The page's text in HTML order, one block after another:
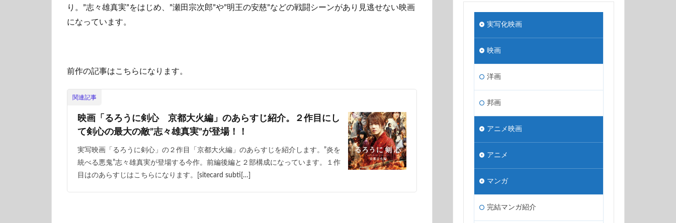
り。”志々雄真実”をはじめ、”瀬田宗次郎”や”明王の安慈”などの戦闘シーンがあり見逃せない映画
になっています。
前作の記事はこちらになります。
関連記事
映画「るろうに剣心 京都大火編」のあらすじ紹介。２作目にし
て剣心の最大の敵”志々雄真実”が登場！！
実写映画「るろうに剣心」の２作目「京都大火編」のあらすじを紹介します。”炎を
統べる悪鬼”志々雄真実が登場する今作。前編後編と２部構成になっています。１作
目はのあらすじはこちらになります。[sitecard subti[…]
実写化映画
映画
洋画
邦画
アニメ映画
アニメ
マンガ
完結マンガ紹介